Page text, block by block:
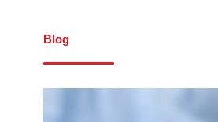
Blog